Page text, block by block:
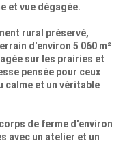
et vue dégagée.
rural préservé,
d'environ 5 060 m²
sur les prairies et
pensée pour ceux
calme et un véritable
de ferme d'environ
avec un atelier et un